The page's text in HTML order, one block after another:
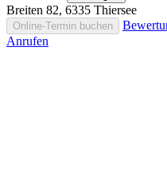
Breiten 82, 6335 Thiersee
Online-Termin buchen
Anrufen